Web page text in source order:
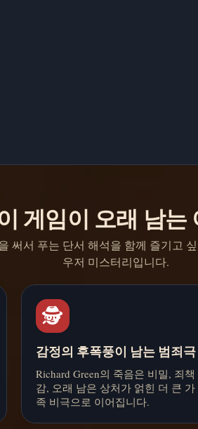
게임이 오래 남는
써서 푸는 단서 해석을 함께 즐기고
우저 미스터리입니다.
🕵️
감정의 후폭풍이 남는 범죄극
Richard Green의 죽음은 비밀, 죄책
감, 오래 남은 상처가 얽힌 더 큰 가
족 비극으로 이어집니다.